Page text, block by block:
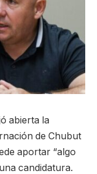
abierta la
de Chubut
aportar “algo
candidatura.